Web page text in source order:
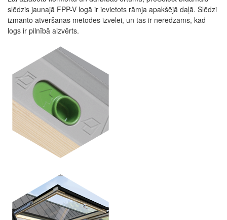
slēdzis jaunajā FPP-V logā ir ievietots rāmja apakšējā daļā. Slēdzi
izmanto atvēršanas metodes izvēlei, un tas ir neredzams, kad
logs ir pilnībā aizvērts.